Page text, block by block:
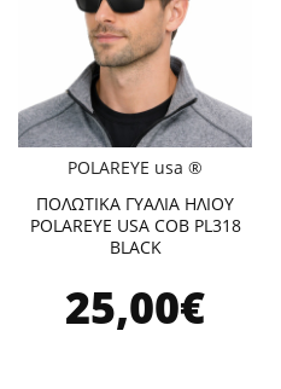
POLAREYE usa ®
ΠΟΛΩΤΙΚΑ ΓΥΑΛΙΑ ΗΛΙΟΥ
POLAREYE USA COB PL318
BLACK
25,00€